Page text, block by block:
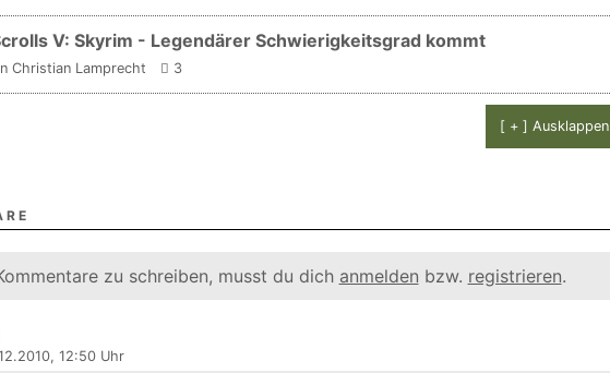
V: Skyrim - Legendärer Schwierigkeitsgrad kommt
Christian Lamprecht 3
[ + ] Ausklappen
zu schreiben, musst du dich anmelden bzw. registrieren.
12:50 Uhr